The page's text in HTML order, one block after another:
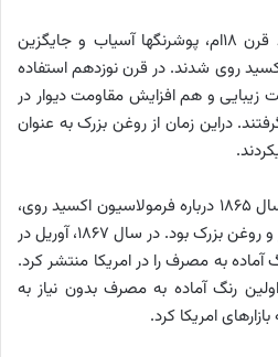
در آغاز انقلاب صنعتی، اواسط قرن 18ام، پوشرنگ­ها آسیاب و جایگزین
روی شدند. در قرن نوزدهم استفاده
زیبایی و هم افزایش مقاومت دیوار در
دراین زمان از روغن بزرک به عنوان
اولین ثبت اختراع در امریکا در سال 1865 درباره فرمولاسیون اکسید روی،
هیدروکسید پتاسیم، رزین، شیر و روغن بزرک بود. در سال 1867، آوریل در
آماده به مصرف را در امریکا منتشر کرد.
اولین رنگ آماده به مصرف بدون نیاز به
امریکا کرد.